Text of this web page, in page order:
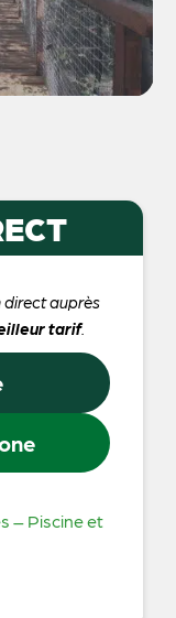
direct auprès
tarif.
– Piscine et